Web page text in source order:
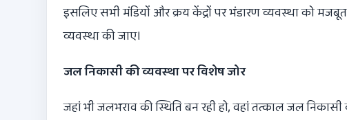
इसलिए सभी मंडियों और क्रय केंद्रों पर भंडारण व्यवस्था को
व्यवस्था की जाए।
जल निकासी की व्यवस्था पर विशेष जोर
जहां भी जलभराव की स्थिति बन रही हो, वहां तत्काल जल